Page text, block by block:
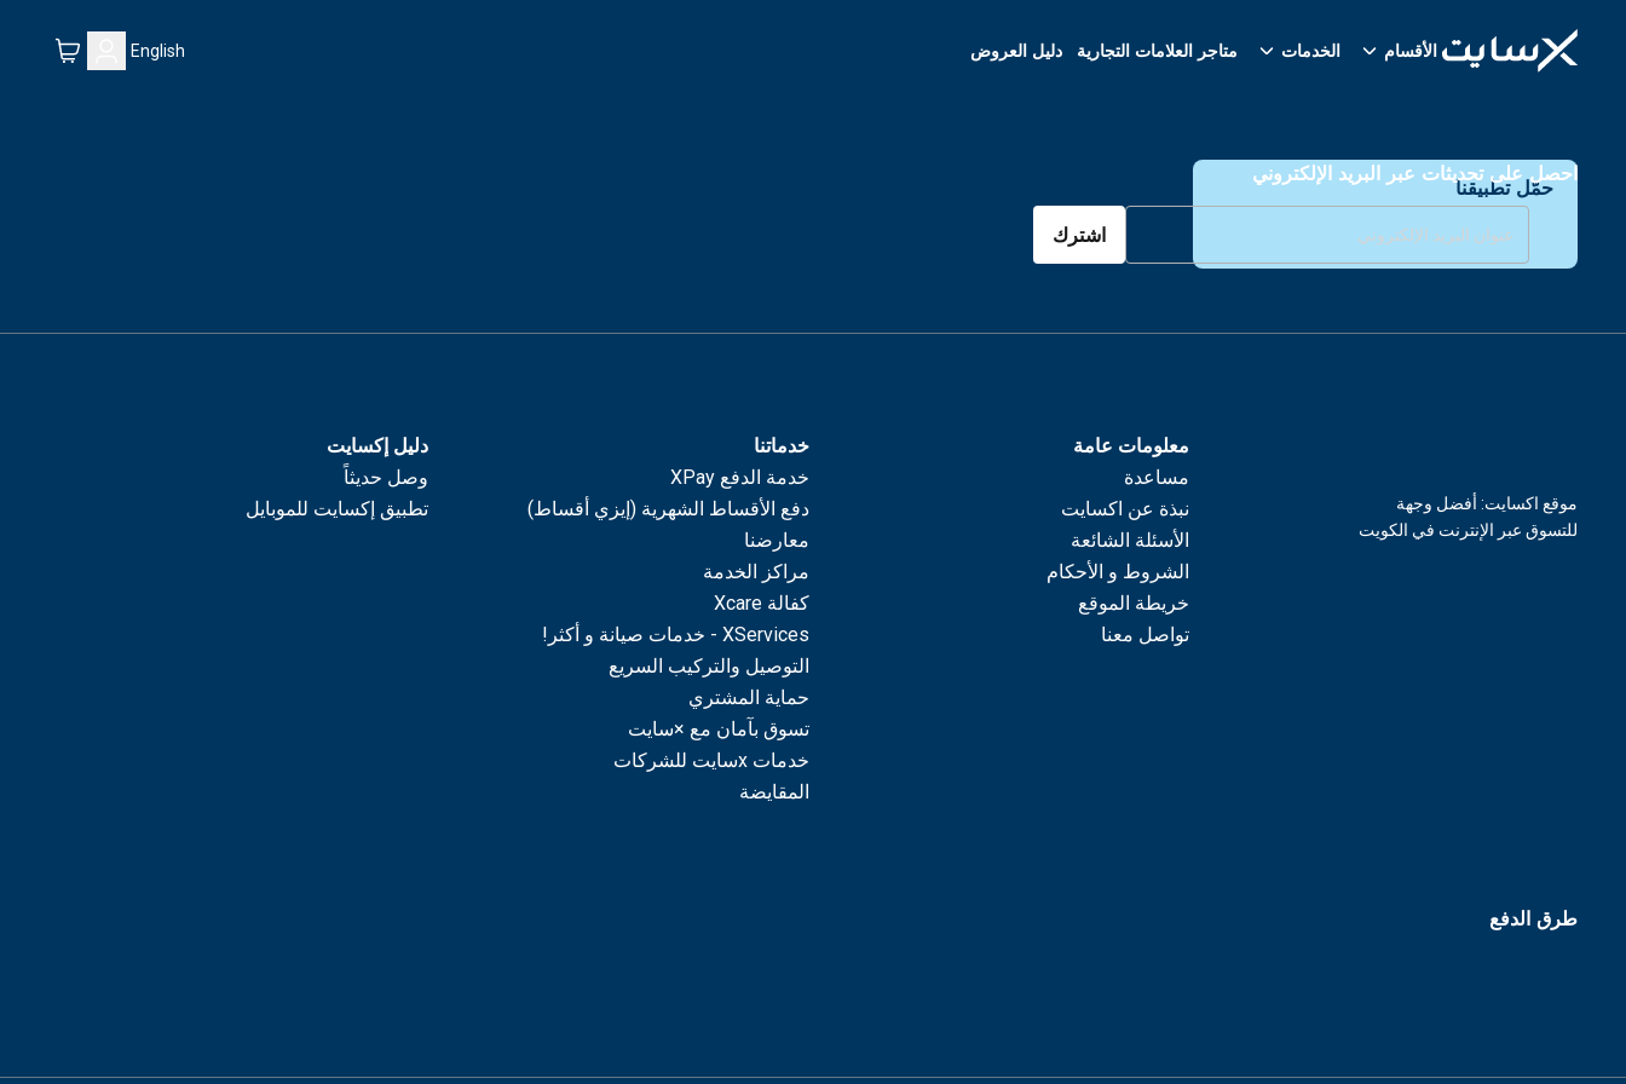
الأقسام الخدمات متاجر العلامات التجارية دليل العروض English
حمّل تطبيقنا
احصل على تحديثات عبر البريد الإلكتروني
اشترك
معلومات عامة
مساعدة
نبذة عن اكسايت
الأسئلة الشائعة
الشروط و الأحكام
خريطة الموقع
تواصل معنا
خدماتنا
خدمة الدفع XPay
دفع الأقساط الشهرية (إيزي أقساط)
معارضنا
مراكز الخدمة
كفالة Xcare
XServices - خدمات صيانة و أكثر!
التوصيل والتركيب السريع
حماية المشتري
تسوق بآمان مع ×سايت
خدمات xسايت للشركات
المقايضة
دليل إكسايت
وصل حديثاً
تطبيق إكسايت للموبايل
موقع اكسايت: أفضل وجهة
للتسوق عبر الإنترنت في الكويت
طرق الدفع